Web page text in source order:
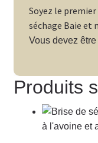
Soyez le premier
séchage Baie et
Vous devez être
Produits